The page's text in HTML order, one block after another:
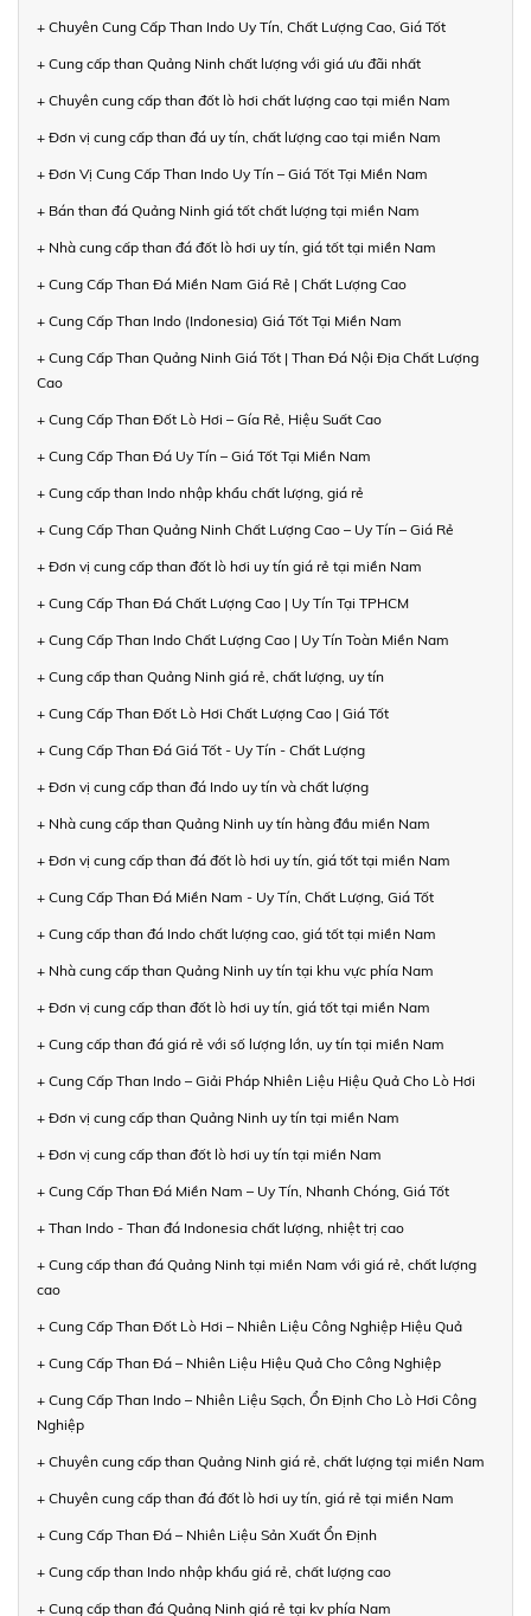
+ Chuyên Cung Cấp Than Indo Uy Tín, Chất Lượng Cao, Giá Tốt
+ Cung cấp than Quảng Ninh chất lượng với giá ưu đãi nhất
+ Chuyên cung cấp than đốt lò hơi chất lượng cao tại miền Nam
+ Đơn vị cung cấp than đá uy tín, chất lượng cao tại miền Nam
+ Đơn Vị Cung Cấp Than Indo Uy Tín – Giá Tốt Tại Miền Nam
+ Bán than đá Quảng Ninh giá tốt chất lượng tại miền Nam
+ Nhà cung cấp than đá đốt lò hơi uy tín, giá tốt tại miền Nam
+ Cung Cấp Than Đá Miền Nam Giá Rẻ | Chất Lượng Cao
+ Cung Cấp Than Indo (Indonesia) Giá Tốt Tại Miền Nam
+ Cung Cấp Than Quảng Ninh Giá Tốt | Than Đá Nội Địa Chất Lượng
Cao
+ Cung Cấp Than Đốt Lò Hơi – Gía Rẻ, Hiệu Suất Cao
+ Cung Cấp Than Đá Uy Tín – Giá Tốt Tại Miền Nam
+ Cung cấp than Indo nhập khẩu chất lượng, giá rẻ
+ Cung Cấp Than Quảng Ninh Chất Lượng Cao – Uy Tín – Giá Rẻ
+ Đơn vị cung cấp than đốt lò hơi uy tín giá rẻ tại miền Nam
+ Cung Cấp Than Đá Chất Lượng Cao | Uy Tín Tại TPHCM
+ Cung Cấp Than Indo Chất Lượng Cao | Uy Tín Toàn Miền Nam
+ Cung cấp than Quảng Ninh giá rẻ, chất lượng, uy tín
+ Cung Cấp Than Đốt Lò Hơi Chất Lượng Cao | Giá Tốt
+ Cung Cấp Than Đá Giá Tốt - Uy Tín - Chất Lượng
+ Đơn vị cung cấp than đá Indo uy tín và chất lượng
+ Nhà cung cấp than Quảng Ninh uy tín hàng đầu miền Nam
+ Đơn vị cung cấp than đá đốt lò hơi uy tín, giá tốt tại miền Nam
+ Cung Cấp Than Đá Miền Nam - Uy Tín, Chất Lượng, Giá Tốt
+ Cung cấp than đá Indo chất lượng cao, giá tốt tại miền Nam
+ Nhà cung cấp than Quảng Ninh uy tín tại khu vực phía Nam
+ Đơn vị cung cấp than đốt lò hơi uy tín, giá tốt tại miền Nam
+ Cung cấp than đá giá rẻ với số lượng lớn, uy tín tại miền Nam
+ Cung Cấp Than Indo – Giải Pháp Nhiên Liệu Hiệu Quả Cho Lò Hơi
+ Đơn vị cung cấp than Quảng Ninh uy tín tại miền Nam
+ Đơn vị cung cấp than đốt lò hơi uy tín tại miền Nam
+ Cung Cấp Than Đá Miền Nam – Uy Tín, Nhanh Chóng, Giá Tốt
+ Than Indo - Than đá Indonesia chất lượng, nhiệt trị cao
+ Cung cấp than đá Quảng Ninh tại miền Nam với giá rẻ, chất lượng
cao
+ Cung Cấp Than Đốt Lò Hơi – Nhiên Liệu Công Nghiệp Hiệu Quả
+ Cung Cấp Than Đá – Nhiên Liệu Hiệu Quả Cho Công Nghiệp
+ Cung Cấp Than Indo – Nhiên Liệu Sạch, Ổn Định Cho Lò Hơi Công
Nghiệp
+ Chuyên cung cấp than Quảng Ninh giá rẻ, chất lượng tại miền Nam
+ Chuyên cung cấp than đá đốt lò hơi uy tín, giá rẻ tại miền Nam
+ Cung Cấp Than Đá – Nhiên Liệu Sản Xuất Ổn Định
+ Cung cấp than Indo nhập khẩu giá rẻ, chất lượng cao
+ Cung cấp than đá Quảng Ninh giá rẻ tại kv phía Nam